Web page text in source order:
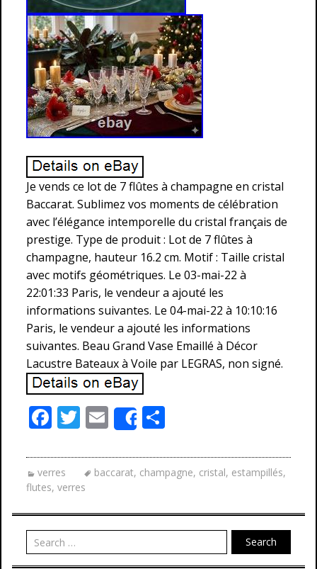
Je vends ce lot de 7 flûtes à champagne en cristal
Baccarat. Sublimez vos moments de célébration
avec l’élégance intemporelle du cristal français de
prestige. Type de produit : Lot de 7 flûtes à
champagne, hauteur 16.2 cm. Motif : Taille cristal
avec motifs géométriques. Le 03-mai-22 à
22:01:33 Paris, le vendeur a ajouté les
informations suivantes. Le 04-mai-22 à 10:10:16
Paris, le vendeur a ajouté les informations
suivantes. Beau Grand Vase Emaillé à Décor
Lacustre Bateaux à Voile par LEGRAS, non signé.
F
e
b
o
o
k
T
itt
er
E
m
ai
l
Share
ta
g
er
verres baccarat, champagne, cristal, estampillés,
flutes, verres
Search